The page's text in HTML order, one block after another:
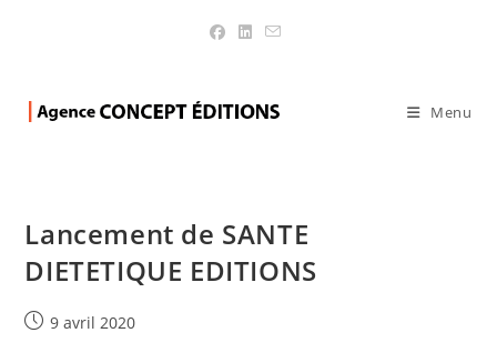
Menu
Lancement de SANTE
DIETETIQUE EDITIONS
Publication
9 avril 2020